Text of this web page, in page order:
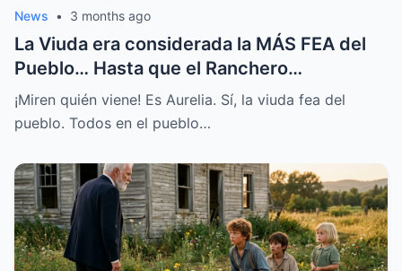
News • 3 months ago
La Viuda era considerada la MÁS FEA del
Pueblo… Hasta que el Ranchero
MILLONARIO le Habló
¡Miren quién viene! Es Aurelia. Sí, la viuda fea del
pueblo. Todos en el pueblo…